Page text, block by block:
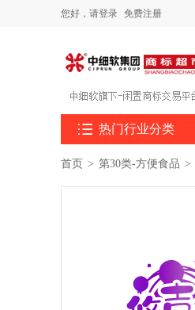
您好， 请登录 免费注册
 热门行业分类
首页 > 第30类-方便食品 >